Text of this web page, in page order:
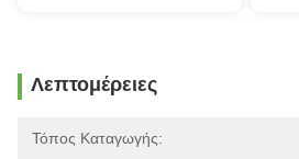
Λεπτομέρειες
Τόπος Καταγωγής: